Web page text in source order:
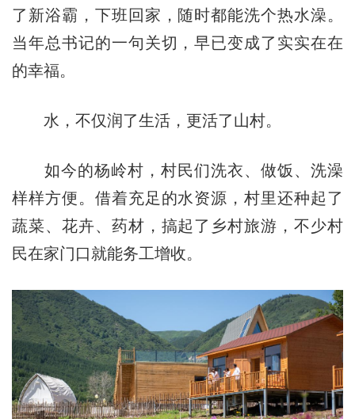
了新浴霸，下班回家，随时都能洗个热水澡。
当年总书记的一句关切，早已变成了实实在在
的幸福。
水，不仅润了生活，更活了山村。
如今的杨岭村，村民们洗衣、做饭、洗澡
样样方便。借着充足的水资源，村里还种起了
蔬菜、花卉、药材，搞起了乡村旅游，不少村
民在家门口就能务工增收。